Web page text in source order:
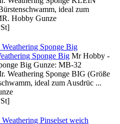
ideal zum
Hobby Gunze
Sponge Big Mr Hobby -
Big Gunze: MB-32
Weathering Sponge BIG (Größe
ideal zum Ausdrüc ...